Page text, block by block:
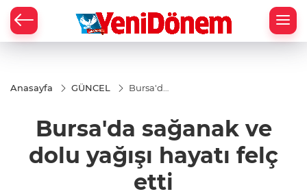
Anasayfa GÜNCEL
Bursa'da
hayatı
Bursa'da sağanak ve
dolu yağışı hayatı felç
etti